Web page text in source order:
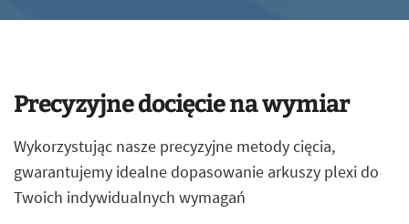
Precyzyjne docięcie na wymiar
Wykorzystując nasze precyzyjne metody cięcia,
gwarantujemy idealne dopasowanie arkuszy plexi do
Twoich indywidualnych wymagań